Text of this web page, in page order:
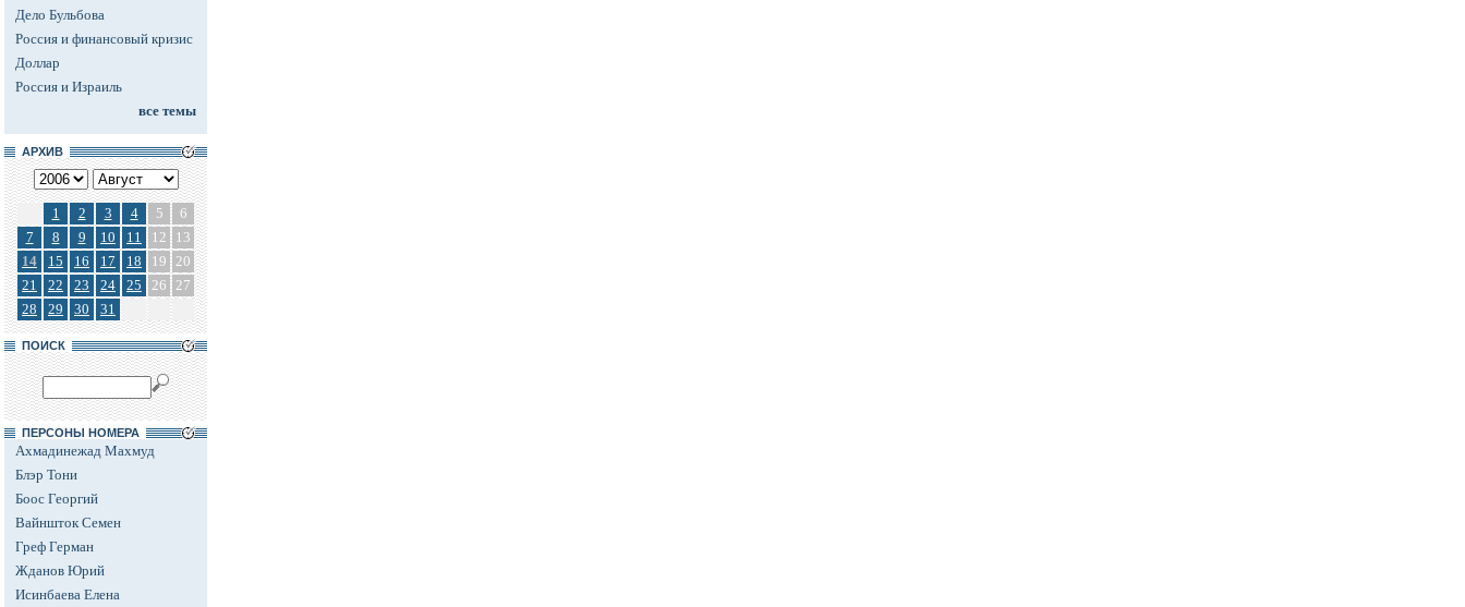
Дело Бульбова
Россия и финансовый кризис
Доллар
Россия и Израиль
все темы
АРХИВ
1 2 3 4 5
6
7
8 9 10 11 12
13
14
15 16 17 18 19 20
21
22 23 24 25 26 27
28
29 30 31
ПОИСК
ПЕРСОНЫ НОМЕРА
Ахмадинежад Махмуд
Блэр Тони
Боос Георгий
Вайншток Семен
Греф Герман
Жданов Юрий
Исинбаева Елена